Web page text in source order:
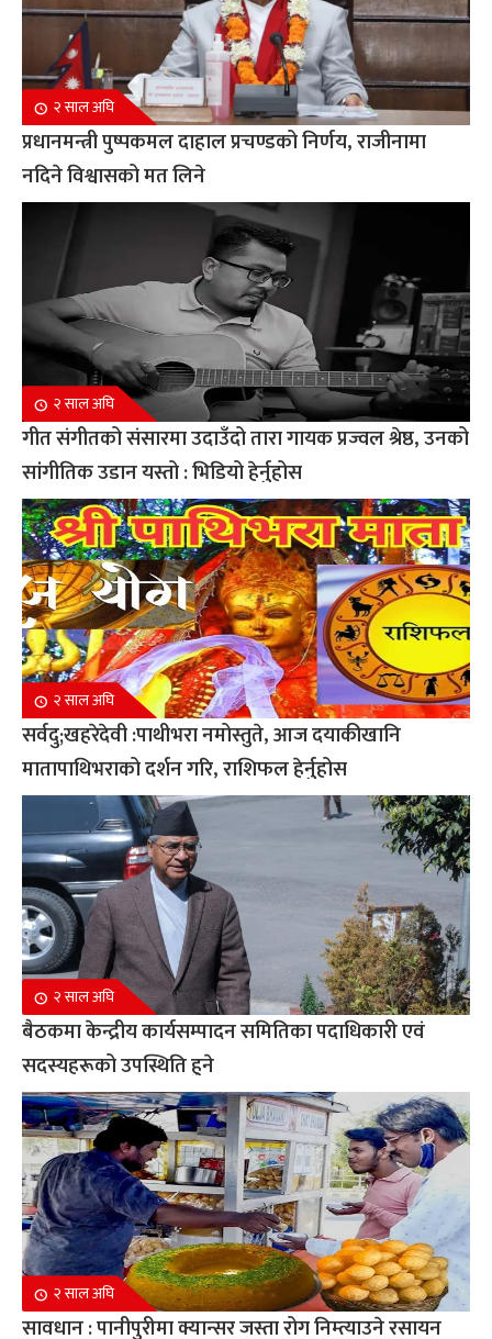
२ साल अघि
प्रधानमन्त्री पुष्पकमल दाहाल प्रचण्डको निर्णय, राजीनामा
नदिने विश्वासको मत लिने
२ साल अघि
गीत संगीतको संसारमा उदाउँदो तारा गायक प्रज्वल श्रेष्ठ, उनको
सांगीतिक उडान यस्तो : भिडियो हेर्नुहोस
२ साल अघि
सर्वदु;खहरेदेवी :पाथीभरा नमोस्तुते, आज दयाकीखानि
मातापाथिभराको दर्शन गरि, राशिफल हेर्नुहोस
२ साल अघि
बैठकमा केन्द्रीय कार्यसम्पादन समितिका पदाधिकारी एवं
सदस्यहरूको उपस्थिति हुने
२ साल अघि
सावधान : पानीपुरीमा क्यान्सर जस्ता रोग निम्त्याउने रसायन